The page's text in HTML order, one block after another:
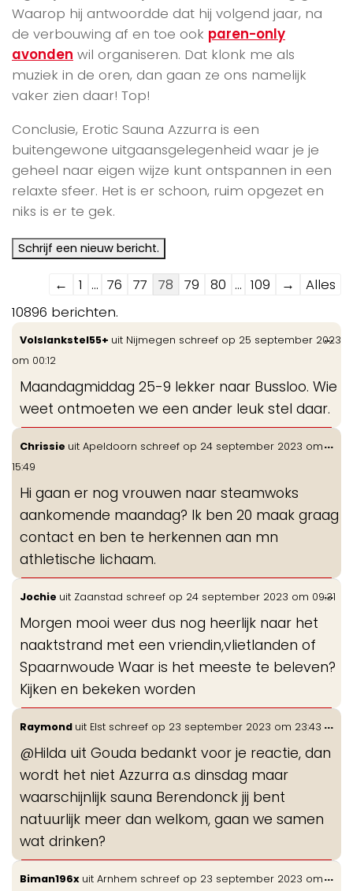
Waarop hij antwoordde dat hij volgend jaar, na
de verbouwing af en toe ook paren-only
avonden wil organiseren. Dat klonk me als
muziek in de oren, dan gaan ze ons namelijk
vaker zien daar! Top!
Conclusie, Erotic Sauna Azzurra is een
buitengewone uitgaansgelegenheid waar je je
geheel naar eigen wijze kunt ontspannen in een
relaxte sfeer. Het is er schoon, ruim opgezet en
niks is er te gek.
Navigatie
door
de
gastenboek-
lijst
← 1 ... 76 77 78 79 80 ... 109 →
Alles
10896 berichten.
Volslankstel55+ uit Nijmegen schreef op 25 september 2023
om 00:12
Maandagmiddag 25-9 lekker naar Bussloo. Wie
weet ontmoeten we een ander leuk stel daar.
...
Chrissie uit Apeldoorn schreef op 24 september 2023 om
15:49
Hi gaan er nog vrouwen naar steamwoks
aankomende maandag? Ik ben 20 maak graag
contact en ben te herkennen aan mn
athletische lichaam.
...
Jochie uit Zaanstad schreef op 24 september 2023 om 09:31
Morgen mooi weer dus nog heerlijk naar het
naaktstrand met een vriendin,vlietlanden of
Spaarnwoude Waar is het meeste te beleven?
Kijken en bekeken worden
...
Raymond uit Elst schreef op 23 september 2023 om 23:43
@Hilda uit Gouda bedankt voor je reactie, dan
wordt het niet Azzurra a.s dinsdag maar
waarschijnlijk sauna Berendonck jij bent
natuurlijk meer dan welkom, gaan we samen
wat drinken?
...
Biman196x uit Arnhem schreef op 23 september 2023 om...